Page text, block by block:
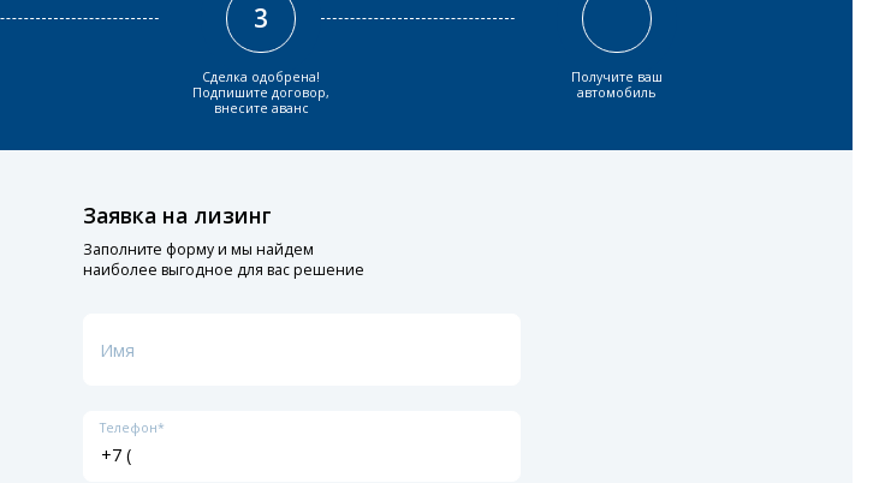
3
Сделка одобрена!
Подпишите договор,
внесите аванс
Получите ваш
автомобиль
Заявка на лизинг
Заполните форму и мы найдем
наиболее выгодное для вас решение
Имя
Телефон*